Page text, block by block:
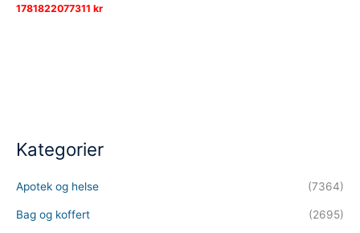
1781822077311 kr
Kategorier
Apotek og helse (7364)
Bag og koffert (2695)